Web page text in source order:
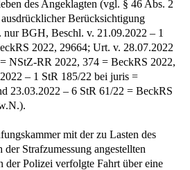
des Angeklagten (vgl. § 46 Abs. 2
Berücksichtigung
nur BGH, Beschl. v. 21.09.2022 – 1
2022, 29664; Urt. v. 28.07.2022
NStZ-RR 2022, 374 = BeckRS 2022,
– 1 StR 185/22 bei juris =
23.03.2022 – 6 StR 61/22 = BeckRS
mit der zu Lasten des
Strafzumessung angestellten
der Polizei verfolgte Fahrt über eine